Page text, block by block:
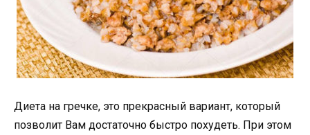
Диета на гречке, это прекрасный вариант, который
позволит Вам достаточно быстро похудеть. При этом